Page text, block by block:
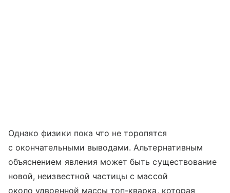
Однако физики пока что не торопятся
с окончательными выводами. Альтернативным
объяснением явления может быть существование
новой, неизвестной частицы с массой
около удвоенной массы топ-кварка, которая